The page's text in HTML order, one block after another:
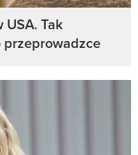
Tak
przeprowadzce